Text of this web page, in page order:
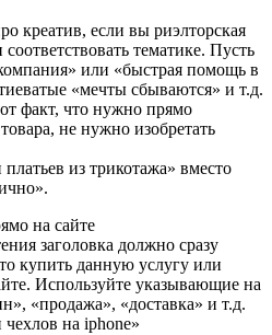
креатив, если вы риэлторская
тематике. Пусть
или «быстрая помощь в
«мечты сбываются» и т.д.
факт, что нужно прямо
не нужно изобретать
из трикотажа» вместо
на сайте
заголовка должно сразу
купить данную услугу или
Используйте указывающие на
«продажа», «доставка» и т.д.
на iphone»